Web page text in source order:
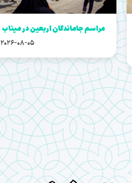
مراسم جاماندگان اربعین در میناب
2026-08-05